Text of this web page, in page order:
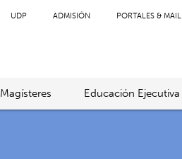
UDP ADMISIÓN PORTALES & MAIL
Magísteres Educación Ejecutiva